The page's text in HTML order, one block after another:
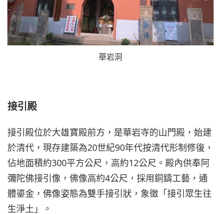
華岩洞
接引殿
接引殿位於大雄寶殿前方，是華岩寺的山門殿，始建
於清代，現存建築為20世紀90年代按清代形制修復，
佔地面積約300平方公尺，高約12公尺。殿內供奉阿
彌陀佛接引像，佛像高約4公尺，採用銅鑄工藝，通
體鎏金，佛像姿態為雙手接引狀，象徵「接引眾生往
生淨土」。